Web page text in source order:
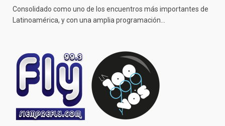
Consolidado como uno de los encuentros más importantes de
Latinoamérica, y con una amplia programación…